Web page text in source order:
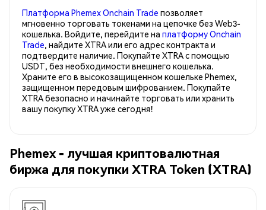
Платформа Phemex Onchain Trade позволяет
мгновенно торговать токенами на цепочке без Web3-
кошелька. Войдите, перейдите на платформу Onchain
Trade, найдите XTRA или его адрес контракта и
подтвердите наличие. Покупайте XTRA с помощью
USDT, без необходимости внешнего кошелька.
Храните его в высокозащищенном кошельке Phemex,
защищенном передовым шифрованием. Покупайте
XTRA безопасно и начинайте торговать или хранить
вашу покупку XTRA уже сегодня!
Phemex - лучшая криптовалютная
биржа для покупки XTRA Token (XTRA)